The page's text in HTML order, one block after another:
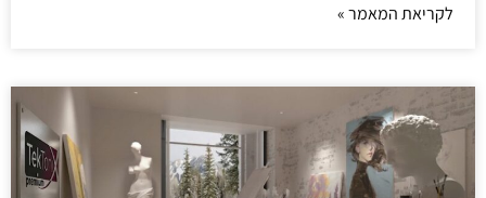
לקריאת המאמר »